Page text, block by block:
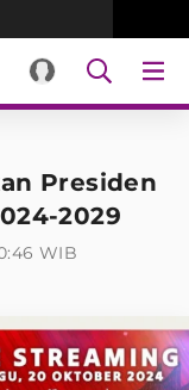
Presiden
2029
WIB